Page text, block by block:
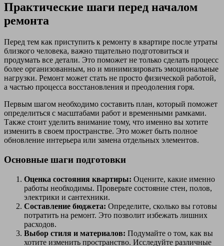
Практические шаги перед началом
ремонта
Перед тем как приступить к ремонту в квартире после утраты
близкого человека, важно тщательно подготовиться и
продумать все детали. Это поможет не только сделать процесс
более организованным, но и минимизировать эмоциональные
нагрузки. Ремонт может стать не просто физической работой,
а частью процесса восстановления и преодоления горя.
Первым шагом необходимо составить план, который поможет
определиться с масштабами работ и временными рамками.
Также стоит уделить внимание тому, что именно вы хотите
изменить в своем пространстве. Это может быть полное
обновление интерьера или замена отдельных элементов.
Основные шаги подготовки
Оценка состояния квартиры: Оцените, какие именно
работы необходимы. Проверьте состояние стен, полов,
электрики и сантехники.
Составление бюджета: Определите, сколько вы готовы
потратить на ремонт. Это позволит избежать лишних
расходов.
Выбор стиля и материалов: Подумайте о том, как вы
хотите изменить пространство. Исследуйте различные